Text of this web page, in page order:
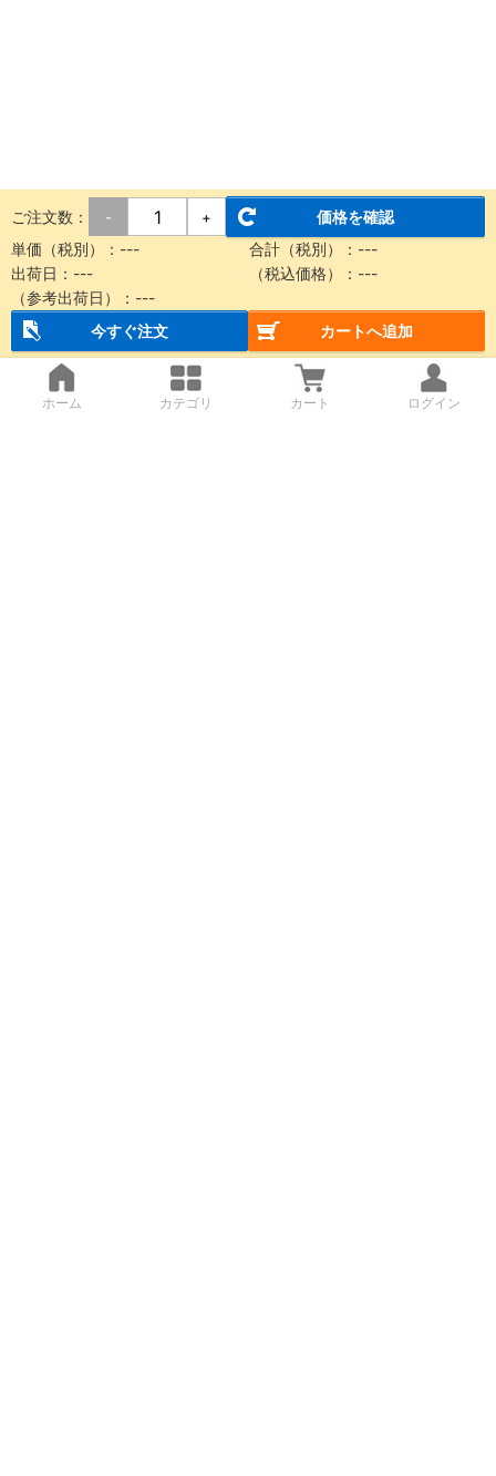
ご注文数： - +
価格を確認
単価（税別）： --- 合計（税別）： ---
出荷日： --- （税込価格）： ---
（参考出荷日）： ---
今すぐ注文
カートへ追加
ホーム カテゴリ カート ログイン